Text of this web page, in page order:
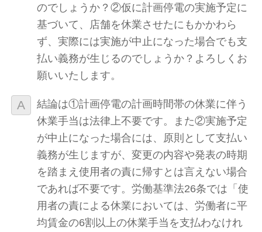
のでしょうか？②仮に計画停電の実施予定に
基づいて、店舗を休業させたにもかかわら
ず、実際には実施が中止になった場合でも支
払い義務が生じるのでしょうか？よろしくお
願いいたします。
結論は①計画停電の計画時間帯の休業に伴う
休業手当は法律上不要です。また②実施予定
が中止になった場合には、原則として支払い
義務が生じますが、変更の内容や発表の時期
を踏まえ使用者の責に帰すとは言えない場合
であれば不要です。労働基準法26条では「使
用者の責による休業においては、労働者に平
均賃金の6割以上の休業手当を支払わなけれ